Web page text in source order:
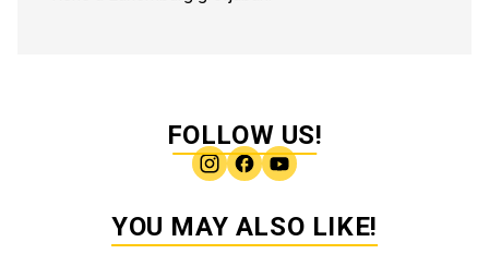
FOLLOW US!
YOU MAY ALSO LIKE!